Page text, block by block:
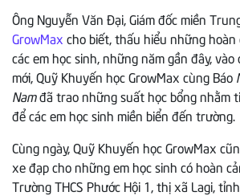
Ông Nguyễn Văn Đại, Giám đốc miền
GrowMax cho biết, thấu hiểu những
các em học sinh, những năm gần đây, vào
mới, Quỹ Khuyến học GrowMax cùng Báo
Namđã trao những suất học bổng nhằm
để các em học sinh miền biển đến trường.
Cùng ngày, Quỹ Khuyến học GrowMax
xe đạp cho những em học sinh có hoàn
Trường THCS Phước Hội 1, thị xã Lagi,